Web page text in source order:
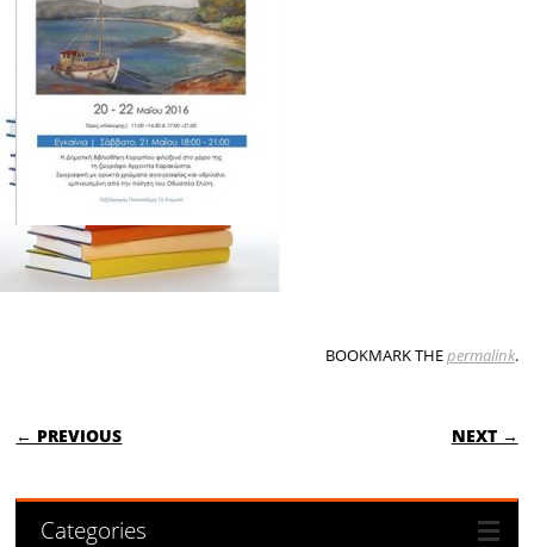
BOOKMARK THEpermalink.
POST NAVIGATION
← PREVIOUS NEXT →
Categories